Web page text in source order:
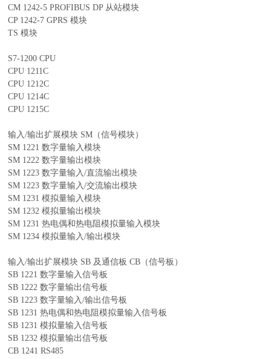
CM 1242-5 PROFIBUS DP 从站模块
CP 1242-7 GPRS 模块
TS 模块
S7-1200 CPU
CPU 1211C
CPU 1212C
CPU 1214C
CPU 1215C
输入/输出扩展模块 SM（信号模块）
SM 1221 数字量输入模块
SM 1222 数字量输出模块
SM 1223 数字量输入/直流输出模块
SM 1223 数字量输入/交流输出模块
SM 1231 模拟量输入模块
SM 1232 模拟量输出模块
SM 1231 热电偶和热电阻模拟量输入模块
SM 1234 模拟量输入/输出模块
输入/输出扩展模块 SB 及通信板 CB（信号板）
SB 1221 数字量输入信号板
SB 1222 数字量输出信号板
SB 1223 数字量输入/输出信号板
SB 1231 热电偶和热电阻模拟量输入信号板
SB 1231 模拟量输入信号板
SB 1232 模拟量输出信号板
CB 1241 RS485